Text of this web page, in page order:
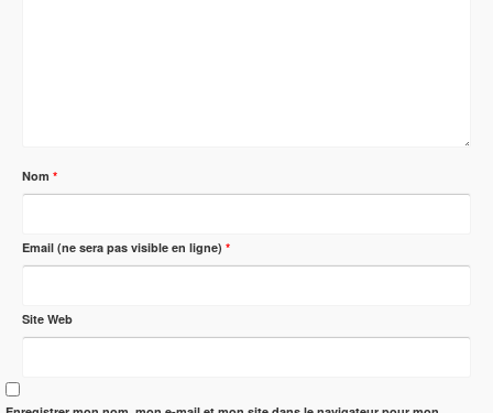
Nom *
Email (ne sera pas visible en ligne) *
Site Web